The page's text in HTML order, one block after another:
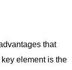
that
element is the